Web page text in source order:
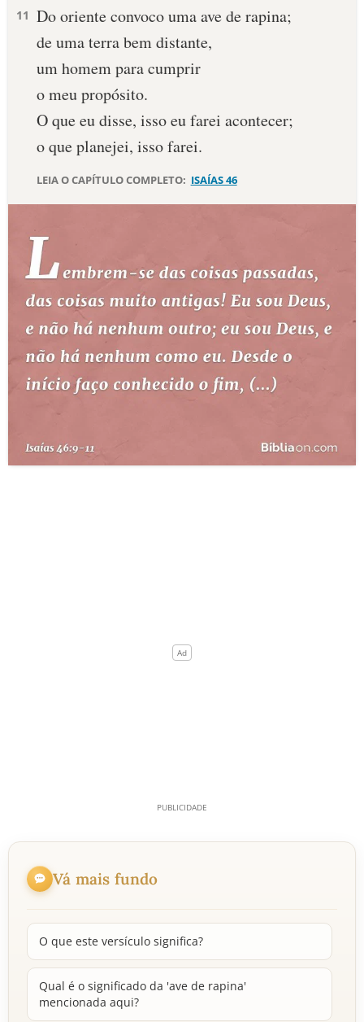
TEMAS
PERGUNTE À BÍBLIA IA
TERMO BÍBLICO JOGOS
QUEM SOMOS
LOJA BÍBLIAON
11 Do oriente convoco uma ave de rapina;
de uma terra bem distante,
um homem para cumprir
o meu propósito.
O que eu disse, isso eu farei acontecer;
o que planejei, isso farei.
LEIA O CAPÍTULO COMPLETO: ISAÍAS 46
Vá mais fundo
O que este versículo significa?
Qual é o significado da 'ave de rapina'
mencionada aqui?